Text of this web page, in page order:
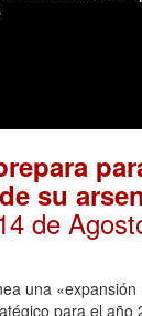
su
de
una
para el año